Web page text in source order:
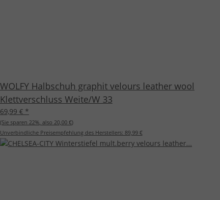
WOLFY Halbschuh graphit velours leather wool
Klettverschluss Weite/W 33
69,99 € *
(Sie sparen 22%, also 20,00 €)
Unverbindliche Preisempfehlung des Herstellers: 89,99 €